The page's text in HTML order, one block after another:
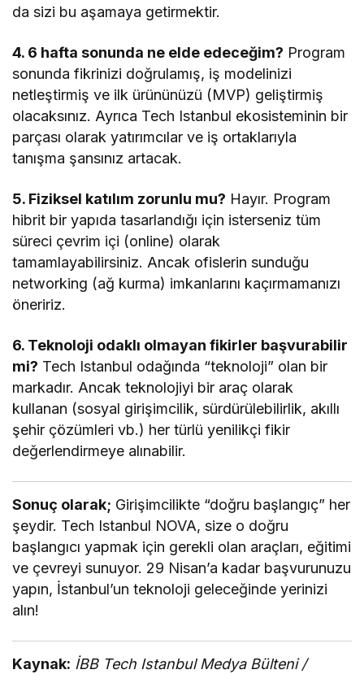
da sizi bu aşamaya getirmektir.
4. 6 hafta sonunda ne elde edeceğim? Program
sonunda fikrinizi doğrulamış, iş modelinizi
netleştirmiş ve ilk ürününüzü (MVP) geliştirmiş
olacaksınız. Ayrıca Tech Istanbul ekosisteminin bir
parçası olarak yatırımcılar ve iş ortaklarıyla
tanışma şansınız artacak.
5. Fiziksel katılım zorunlu mu? Hayır. Program
hibrit bir yapıda tasarlandığı için isterseniz tüm
süreci çevrim içi (online) olarak
tamamlayabilirsiniz. Ancak ofislerin sunduğu
networking (ağ kurma) imkanlarını kaçırmamanızı
öneririz.
6. Teknoloji odaklı olmayan fikirler başvurabilir
mi? Tech Istanbul odağında “teknoloji” olan bir
markadır. Ancak teknolojiyi bir araç olarak
kullanan (sosyal girişimcilik, sürdürülebilirlik, akıllı
şehir çözümleri vb.) her türlü yenilikçi fikir
değerlendirmeye alınabilir.
Sonuç olarak; Girişimcilikte “doğru başlangıç” her
şeydir. Tech Istanbul NOVA, size o doğru
başlangıcı yapmak için gerekli olan araçları, eğitimi
ve çevreyi sunuyor. 29 Nisan’a kadar başvurunuzu
yapın, İstanbul’un teknoloji geleceğinde yerinizi
alın!
Kaynak: İBB Tech Istanbul Medya Bülteni /